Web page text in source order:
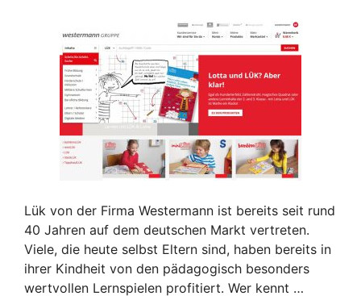
Lük von der Firma Westermann ist bereits seit rund
40 Jahren auf dem deutschen Markt vertreten.
Viele, die heute selbst Eltern sind, haben bereits in
ihrer Kindheit von den pädagogisch besonders
wertvollen Lernspielen profitiert. Wer kennt …